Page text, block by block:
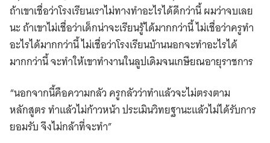
ถ้าเขาเชื่อว่าโรงเรียนเราไม่ทางทำอะไรได้ดีกว่านี้ ผมว่าจบเลย
นะ ถ้าเขาไม่เชื่อว่าเด็กน่าจะเรียนรู้ได้มากกว่านี้ ไม่เชื่อว่าครูทำ
อะไรได้มากกว่านี้ ไม่เชื่อว่าโรงเรียนบ้านนอกจะทำอะไรได้
มากกว่านี้ จะทำให้เขาทำงานในลูปเดิมจนเกษียณอายุราชการ
“นอกจากนี้คือความกลัว ครูกลัวว่าทำแล้วจะไม่ตรงตาม
หลักสูตร ทำแล้วไม่ก้าวหน้า ประเมินวิทยฐานะแล้วไม่ได้รับการ
ยอมรับ จึงไม่กล้าที่จะทำ”